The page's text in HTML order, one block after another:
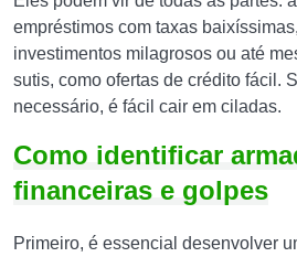
empréstimos com taxas
investimentos milagrosos ou até
sutis, como ofertas de crédito fácil.
necessário, é fácil cair em ciladas.
Como identificar
financeiras e golpes
Primeiro, é essencial desenvolver